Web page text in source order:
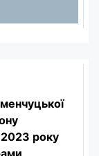
2023 року